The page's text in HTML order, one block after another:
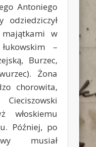
Antoniego
odziedziczył
w
–
Burzec,
Żona
chorowita,
włoskiemu
Później, po
musiał